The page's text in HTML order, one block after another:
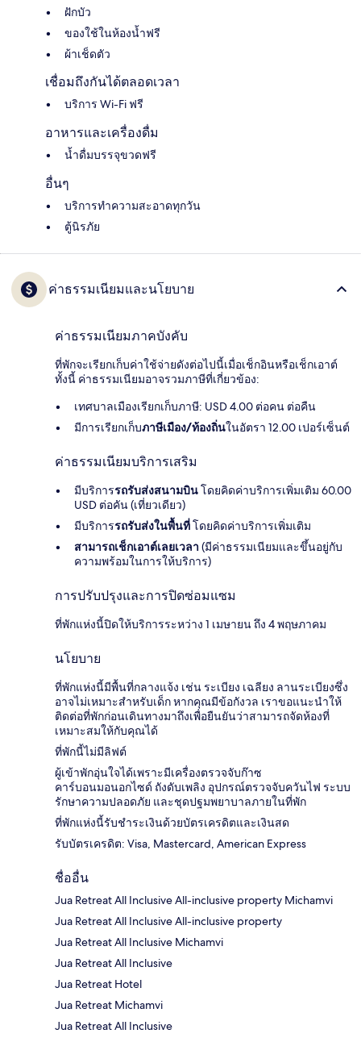
ฝักบัว
ของใช้ในห้องน้ำฟรี
ผ้าเช็ดตัว
เชื่อมถึงกันได้ตลอดเวลา
บริการ Wi-Fi ฟรี
อาหารและเครื่องดื่ม
น้ำดื่มบรรจุขวดฟรี
อื่นๆ
บริการทำความสะอาดทุกวัน
ตู้นิรภัย
ค่าธรรมเนียมและนโยบาย
ค่าธรรมเนียมภาคบังคับ
ที่พักจะเรียกเก็บค่าใช้จ่ายดังต่อไปนี้เมื่อเช็กอินหรือเช็กเอาต์
ทั้งนี้ ค่าธรรมเนียมอาจรวมภาษีที่เกี่ยวข้อง:
เทศบาลเมืองเรียกเก็บภาษี: USD 4.00 ต่อคน ต่อคืน
มีการเรียกเก็บภาษีเมือง/ท้องถิ่นในอัตรา 12.00 เปอร์เซ็นต์
ค่าธรรมเนียมบริการเสริม
มีบริการรถรับส่งสนามบินโดยคิดค่าบริการเพิ่มเติม 60.00
USD ต่อคัน (เที่ยวเดียว)
มีบริการรถรับส่งในพื้นที่โดยคิดค่าบริการเพิ่มเติม
สามารถเช็กเอาต์เลยเวลา (มีค่าธรรมเนียมและขึ้นอยู่กับ
ความพร้อมในการให้บริการ)
การปรับปรุงและการปิดซ่อมแซม
ที่พักแห่งนี้ปิดให้บริการระหว่าง 1 เมษายน ถึง 4 พฤษภาคม
นโยบาย
ที่พักแห่งนี้มีพื้นที่กลางแจ้ง เช่น ระเบียง เฉลียง ลานระเบียงซึ่ง
อาจไม่เหมาะสำหรับเด็ก หากคุณมีข้อกังวล เราขอแนะนำให้
ติดต่อที่พักก่อนเดินทางมาถึงเพื่อยืนยันว่าสามารถจัดห้องที่
เหมาะสมให้กับคุณได้
ที่พักนี้ไม่มีลิฟต์
ผู้เข้าพักอุ่นใจได้เพราะมีเครื่องตรวจจับก๊าซ
คาร์บอนมอนอกไซด์ ถังดับเพลิง อุปกรณ์ตรวจจับควันไฟ ระบบ
รักษาความปลอดภัย และชุดปฐมพยาบาลภายในที่พัก
ที่พักแห่งนี้รับชำระเงินด้วยบัตรเครดิตและเงินสด
รับบัตรเครดิต: Visa, Mastercard, American Express
ชื่ออื่น
Jua Retreat All Inclusive All-inclusive property Michamvi
Jua Retreat All Inclusive All-inclusive property
Jua Retreat All Inclusive Michamvi
Jua Retreat All Inclusive
Jua Retreat Hotel
Jua Retreat Michamvi
Jua Retreat All Inclusive